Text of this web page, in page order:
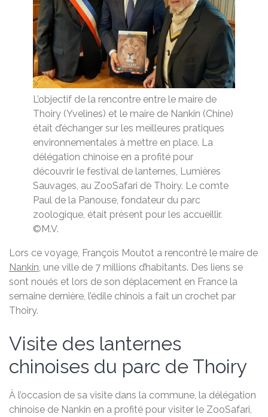
L’objectif de la rencontre entre le maire de
Thoiry (Yvelines) et le maire de Nankin (Chine)
était d’échanger sur les meilleures pratiques
environnementales à mettre en place. La
délégation chinoise en a profité pour
découvrir le festival de lanternes, Lumières
Sauvages, au ZooSafari de Thoiry. Le comte
Paul de la Panouse, fondateur du parc
zoologique, était présent pour les accueillir.
©M.V.
Lors ce voyage, François Moutot a rencontré le maire de
Nankin , une ville de 7 millions d’habitants. Des liens se
sont noués et lors de son déplacement en France la
semaine dernière, l’édile chinois a fait un crochet par
Thoiry.
Visite des lanternes
chinoises du parc de Thoiry
À l’occasion de sa visite dans la commune, la délégation
chinoise de Nankin en a profité pour visiter le ZooSafari,